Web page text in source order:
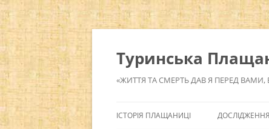
Перейти
Туринська
«ЖИТТЯ ТА СМЕРТЬ ДАВ Я ПЕРЕД
ІСТОРІЯ ПЛАЩАНИЦІ